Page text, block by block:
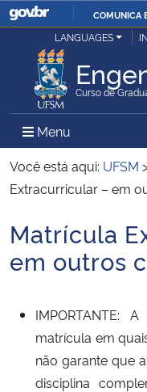
COMUNICA
Ministério da Justiça e
Ministério da Defesa
Ministério das Relações
Ministério da Infraestrutura
Ministério da Educação
Ministério da Cidadania
LANGUAGES
Curso de
Menu Menu
Você está aqui: UFSM
Extracurricular – em
Início do conteúdo
Matrícula
em outros
IMPORTANTE:
matrícula em
não garante que
disciplina